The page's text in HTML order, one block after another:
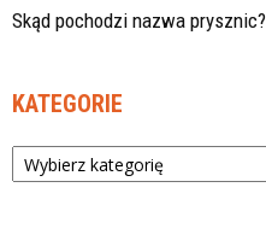
Skąd pochodzi nazwa prysznic?
KATEGORIE
Kategorie